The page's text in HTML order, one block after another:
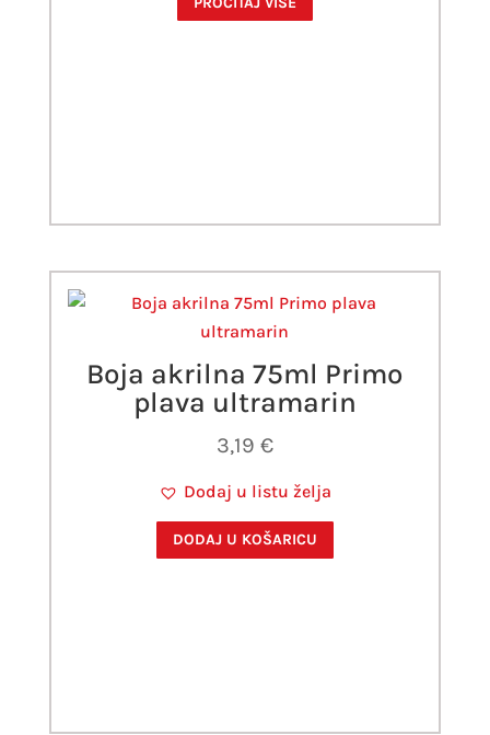
Boja akrilna 75ml Primo
plava ultramarin
3,19 €
Dodaj u listu želja
DODAJ U KOŠARICU